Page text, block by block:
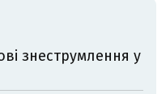
знеструмлення у